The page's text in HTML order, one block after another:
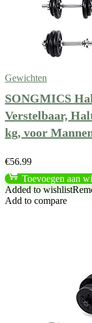
Gewichten
SONGMICS
Verstelbaar,
kg, voor
€56.99
Toevoegen aan
Added to wishlist
Add to compare